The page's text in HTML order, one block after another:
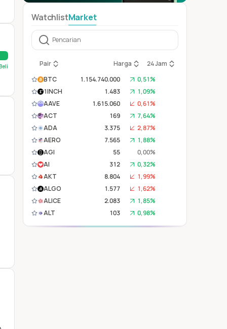
WatchlistMarket
Pair Harga
24 Jam
BTC
1.154.740.000
0,51%
1INCH
1.483
1,09%
AAVE
1.615.060
0,61%
ACT
169
7,64%
ADA
3.375
2,87%
AERO
7.565
1,88%
AGI
55
0,00%
AI
312
0,32%
AKT
8.804
1,99%
ALGO
1.577
1,62%
ALICE
2.083
1,85%
ALT
103
0,98%
ANA
740
0,41%